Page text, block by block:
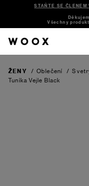
STAŇTE SE
Všechny
ŽENY / Oblečení /
Tunika Vejle Black